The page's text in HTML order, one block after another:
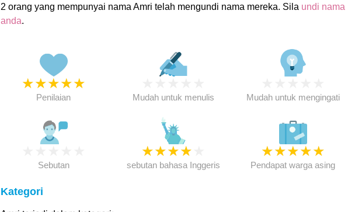
2 orang yang mempunyai nama Amri telah mengundi nama mereka. Sila undi nama
anda.
★★★★★
Penilaian Mudah untuk menulis Mudah untuk mengingati
Sebutan
★★★★
sebutan bahasa Inggeris
★★★★★
Pendapat warga asing
Kategori